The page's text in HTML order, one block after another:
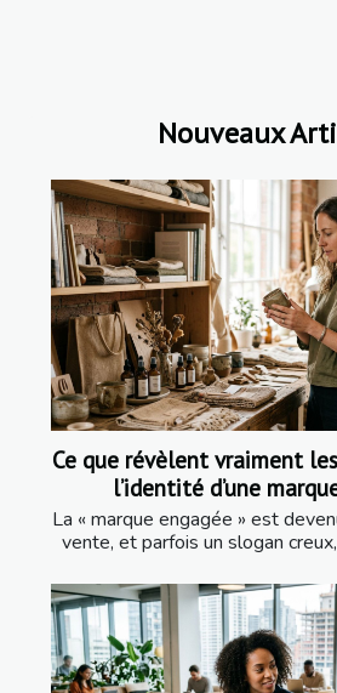
Nouveaux
Ce que révèlent vraiment
l’identité d’une
La « marque engagée » est
vente, et parfois un slogan